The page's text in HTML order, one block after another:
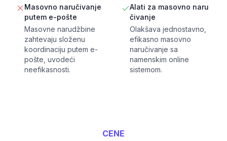
Masovno naručivanje
putem e-pošte
Masovne narudžbine
zahtevaju složenu
koordinaciju putem e-
pošte, uvodeći
neefikasnosti.
Alati za masovno naru
čivanje
Olakšava jednostavno,
efikasno masovno
naručivanje sa
namenskim online
sistemom.
CENE